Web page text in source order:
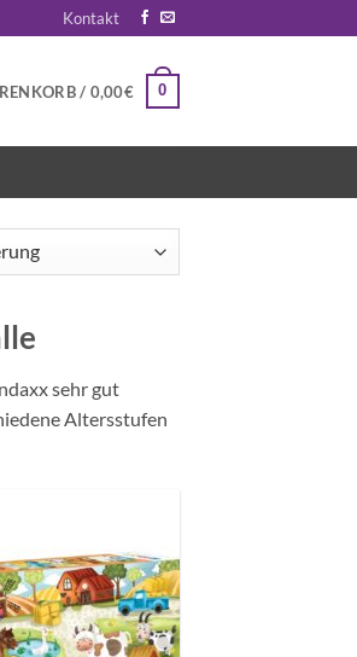
Kontakt
/ 0,00€ 0
sehr gut
Altersstufen
Auf die
Wunschliste